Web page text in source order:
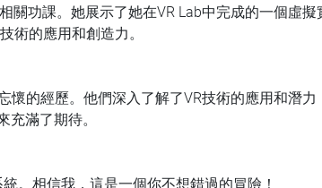
關功課。她展示了她在VR Lab中完成的一個虛
術的應用和創造力。
懷的經歷。他們深入了解了VR技術的應用和潛
滿了期待。
。相信我，這是一個你不想錯過的冒險！